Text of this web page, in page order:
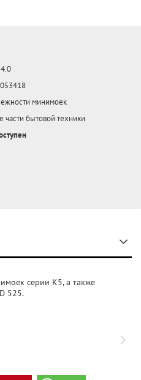
минимоек
части бытовой техники
серии K5, а также
525.